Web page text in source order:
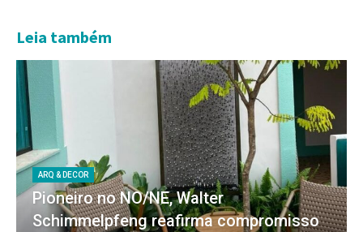
Leia também
ARQ & DECOR
Pioneiro no NO/NE, Walter
Schimmelpfeng reafirma compromisso